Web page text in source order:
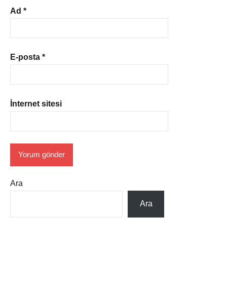
Ad *
E-posta *
İnternet sitesi
Ara
Ara